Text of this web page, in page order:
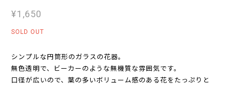
¥1,650
SOLD OUT
シンプルな円筒形のガラスの花器。
無色透明で、ビーカーのような無機質な雰囲気です。
口径が広いので、葉の多いボリューム感のある花をたっぷりと